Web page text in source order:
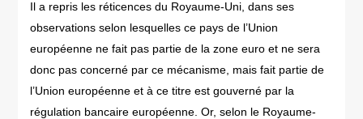
Il a repris les réticences du Royaume-Uni, dans ses
observations selon lesquelles ce pays de l’Union
européenne ne fait pas partie de la zone euro et ne sera
donc pas concerné par ce mécanisme, mais fait partie de
l’Union européenne et à ce titre est gouverné par la
régulation bancaire européenne. Or, selon le Royaume-